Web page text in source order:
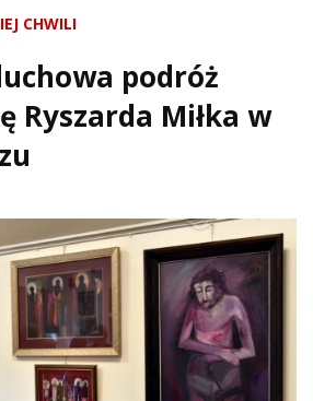
CHWILI
podróż
Ryszarda Miłka w